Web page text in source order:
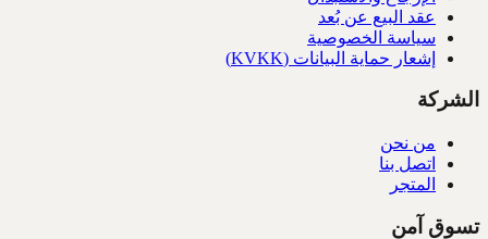
عقد البيع عن بُعد
سياسة الخصوصية
إشعار حماية البيانات (KVKK)
الشركة
من نحن
اتصل بنا
المتجر
تسوق آمن